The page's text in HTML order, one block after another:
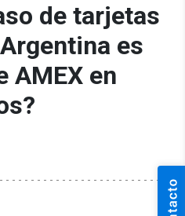
de tarjetas
es
AMEX en